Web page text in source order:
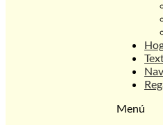
Menú